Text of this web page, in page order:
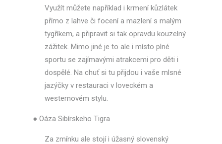
Využít můžete například i krmení kůzlátek
přímo z lahve či focení a mazlení s malým
tygříkem, a připravit si tak opravdu kouzelný
zážitek. Mimo jiné je to ale i místo plné
sportu se zajímavými atrakcemi pro děti i
dospělé. Na chuť si tu přijdou i vaše mlsné
jazýčky v restauraci v loveckém a
westernovém stylu.
● Oáza Sibírskeho Tigra
Za zmínku ale stojí i úžasný slovenský